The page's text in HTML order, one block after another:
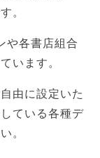
。
や各書店組合
います。
由に設定いた
ている各種デ
。